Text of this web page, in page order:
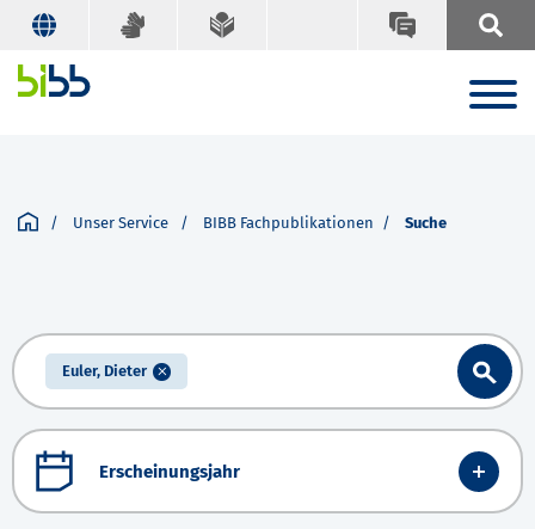
Unser Service BIBB Fachpublikationen Suche
Euler, Dieter
Erscheinungsjahr